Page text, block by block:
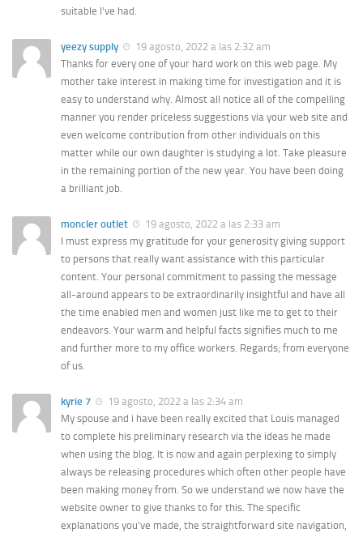
suitable I’ve had.
yeezy supply
19 agosto, 2022 a las 2:32 am
Thanks for every one of your hard work on this web page. My
mother take interest in making time for investigation and it is
easy to understand why. Almost all notice all of the compelling
manner you render priceless suggestions via your web site and
even welcome contribution from other individuals on this
matter while our own daughter is studying a lot. Take pleasure
in the remaining portion of the new year. You have been doing
a brilliant job.
moncler outlet
19 agosto, 2022 a las 2:33 am
I must express my gratitude for your generosity giving support
to persons that really want assistance with this particular
content. Your personal commitment to passing the message
all-around appears to be extraordinarily insightful and have all
the time enabled men and women just like me to get to their
endeavors. Your warm and helpful facts signifies much to me
and further more to my office workers. Regards; from everyone
of us.
kyrie 7
19 agosto, 2022 a las 2:34 am
My spouse and i have been really excited that Louis managed
to complete his preliminary research via the ideas he made
when using the blog. It is now and again perplexing to simply
always be releasing procedures which often other people have
been making money from. So we understand we now have the
website owner to give thanks to for this. The specific
explanations you’ve made, the straightforward site navigation,